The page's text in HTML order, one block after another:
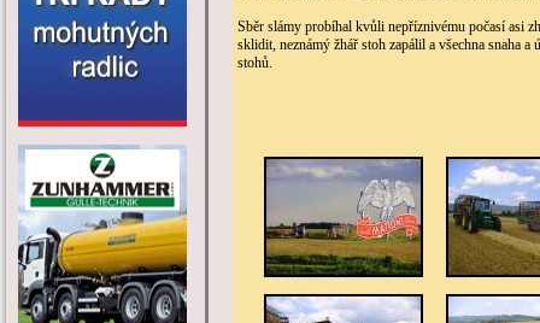
Sběr slámy probíhal kvůli nepříznivému počasí asi
sklidit, neznámý žhář stoh zapálil a všechna snaha
stohů.